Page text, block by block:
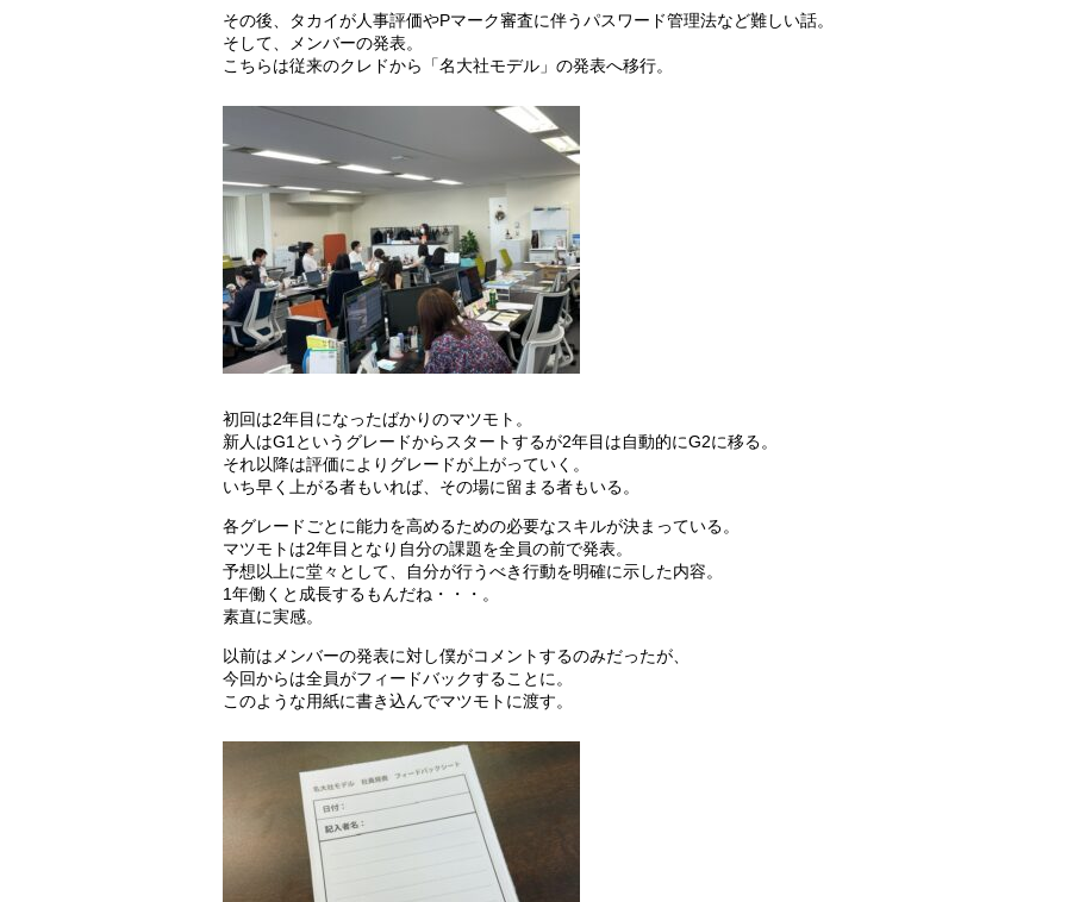
その後、タカイが人事評価やPマーク審査に伴うパスワード管理法など難しい話。
そして、メンバーの発表。
こちらは従来のクレドから「名大社モデル」の発表へ移行。
初回は2年目になったばかりのマツモト。
新人はG1というグレードからスタートするが2年目は自動的にG2に移る。
それ以降は評価によりグレードが上がっていく。
いち早く上がる者もいれば、その場に留まる者もいる。
各グレードごとに能力を高めるための必要なスキルが決まっている。
マツモトは2年目となり自分の課題を全員の前で発表。
予想以上に堂々として、自分が行うべき行動を明確に示した内容。
1年働くと成長するもんだね・・・。
素直に実感。
以前はメンバーの発表に対し僕がコメントするのみだったが、
今回からは全員がフィードバックすることに。
このような用紙に書き込んでマツモトに渡す。